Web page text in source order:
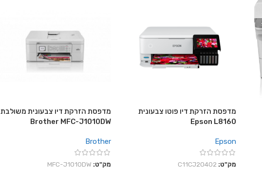
מדפסת הזרקת דיו פוטו צבעונית
Epson L8160
Epson
מק"ט: C11CJ20402
מדפסת הזרקת דיו צבעונית משולבת
Brother MFC-J1010DW
Brother
מק"ט: MFC-J1010DW